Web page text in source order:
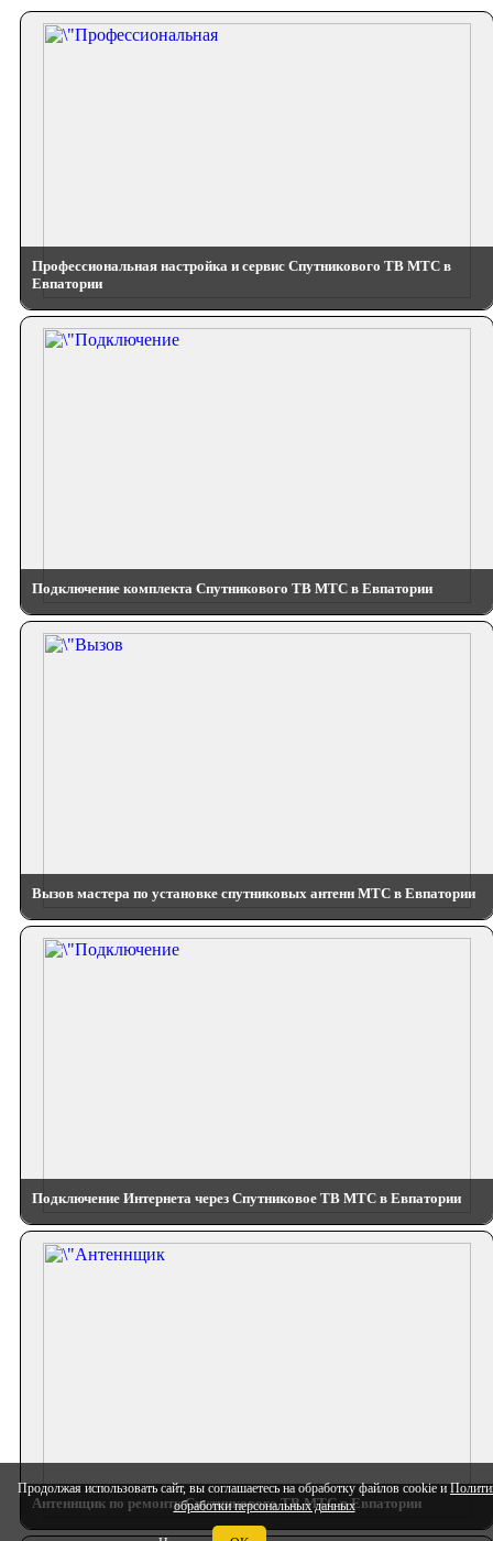
Продолжая использовать сайт, вы соглашаетесь на обработку файлов cookie и
обработки персональных данных
Профессиональная настройка и сервис Спутникового ТВ МТС в
Евпатории
Подключение комплекта Спутникового ТВ МТС в Евпатории
Вызов мастера по установке спутниковых антенн МТС в Евпатории
Подключение Интернета через Спутниковое ТВ МТС в Евпатории
Антеннщик по ремонту Спутникового ТВ МТС в Евпатории